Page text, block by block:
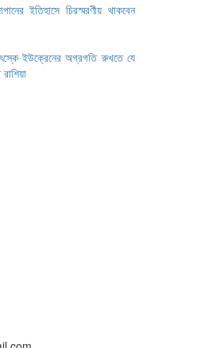
ইতিহাসে চিরস্মরণীয় থাকবেন
ইউক্রেনের অগ্রগতি রুখতে যে